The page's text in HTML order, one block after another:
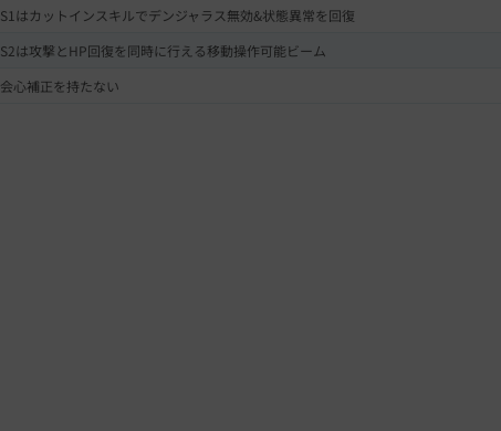
S1はカットインスキルでデンジャラス無効&状態異常を回復
S2は攻撃とHP回復を同時に行える移動操作可能ビーム
会心補正を持たない